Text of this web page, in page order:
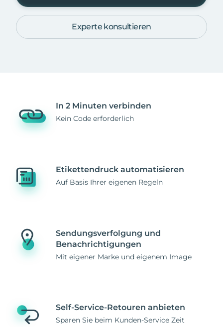
Experte konsultieren
In 2 Minuten verbinden
Kein Code erforderlich
Etikettendruck automatisieren
Auf Basis Ihrer eigenen Regeln
Sendungsverfolgung und
Benachrichtigungen
Mit eigener Marke und eigenem Image
Self-Service-Retouren anbieten
Sparen Sie beim Kunden-Service Zeit